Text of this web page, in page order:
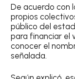
De acuerdo con
propios
público del
para financiar el
conocer el
señalada.